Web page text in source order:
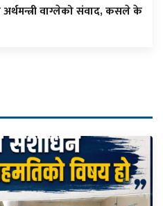
वाग्लेको संवाद, कसले के